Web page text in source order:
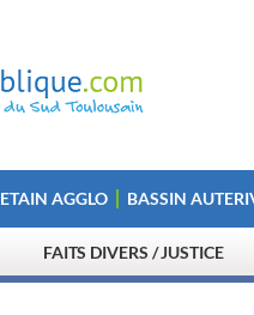
AGGLO BASSIN
FAITS DIVERS / JUSTICE